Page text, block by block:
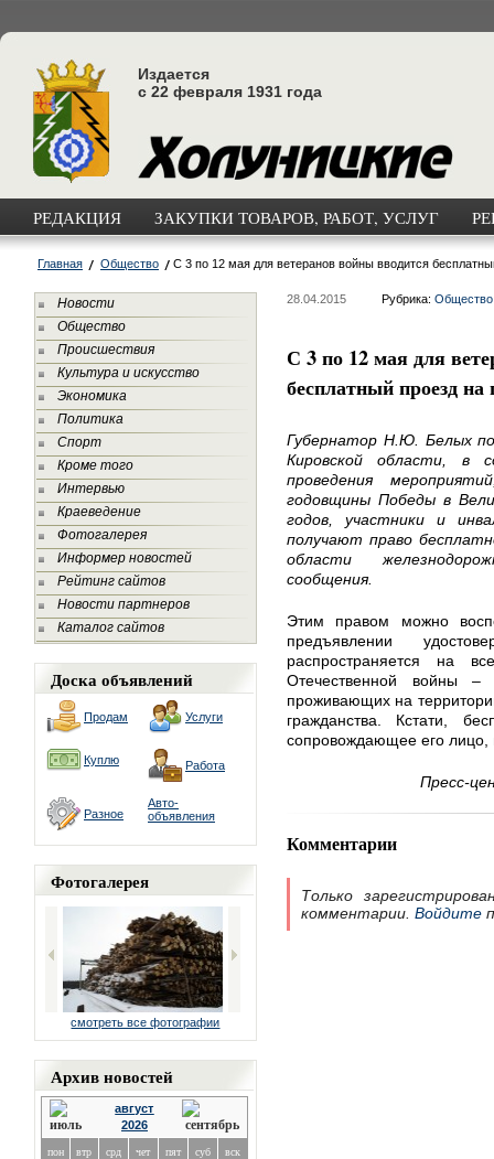
Издается
с 22 февраля 1931 года
РЕДАКЦИЯ ЗАКУПКИ ТОВАРОВ, РАБОТ, УСЛУГ
Главная Общество С 3 по 12 мая для ветеранов войны вводится
Новости
Общество
Происшествия
Культура и искусство
Экономика
Политика
Спорт
Кроме того
Интервью
Краеведение
Фотогалерея
Информер новостей
Рейтинг сайтов
Новости партнеров
Каталог сайтов
Доска объявлений
Продам Услуги
Куплю Работа
Разное
Авто-
объявления
Фотогалерея
смотреть все фотографии
Архив новостей
август
2026
пон втр срд чет пят суб вск
28.04.2015 Рубрика: Общество
С 3 по 12 мая для
бесплатный проезд
Губернатор Н.Ю. Белых
Кировской области, в
проведения
годовщины Победы в
годов, участники и
получают право
области
сообщения.
Этим правом можно
предъявлении
распространяется на
Отечественной войны –
проживающих на
гражданства. Кстати,
сопровождающее его лицо,
Пресс-
Комментарии
Только
комментарии. Войдите